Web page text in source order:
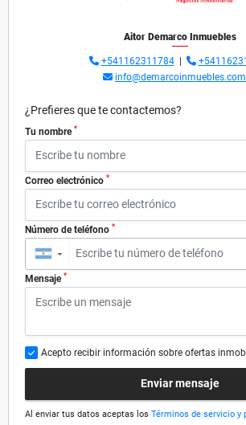
Aitor Demarco Inmuebles
+541162311784|
¿Prefieres que te contactemos?
Tu nombre *
Correo electrónico *
Número de teléfono *
▼
Mensaje *
Acepto recibir información sobre ofertas
Enviar mensaje
Al enviar tus datos aceptas los Términos de servicio y